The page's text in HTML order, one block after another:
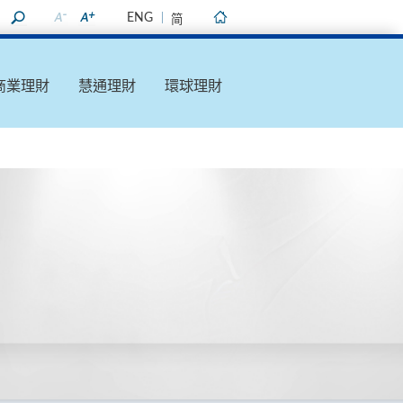
ENG 简
業理財 慧通理財 環球理財